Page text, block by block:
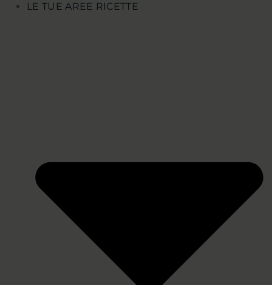
LE TUE AREE RICETTE